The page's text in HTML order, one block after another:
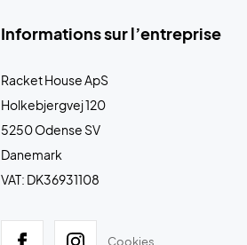
Informations sur l’entreprise
Racket House ApS
Holkebjergvej 120
5250 Odense SV
Danemark
VAT: DK36931108
Cookies